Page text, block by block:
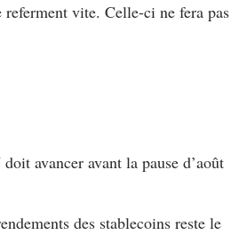
referment vite. Celle-ci ne fera pas
avancer avant la pause d’août
des stablecoins reste le